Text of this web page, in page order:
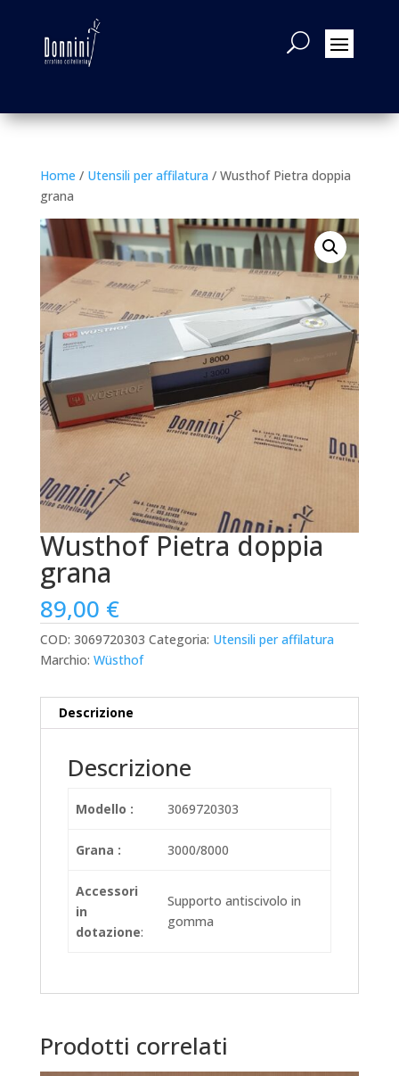
Home / Utensili per affilatura / Wusthof Pietra doppia
grana
Wusthof Pietra doppia
grana
89,00 €
COD: 3069720303 Categoria: Utensili per affilatura
Marchio: Wüsthof
Descrizione
Descrizione
Modello : 3069720303
Grana : 3000/8000
Accessori
in
dotazione:
Supporto antiscivolo in
gomma
Prodotti correlati